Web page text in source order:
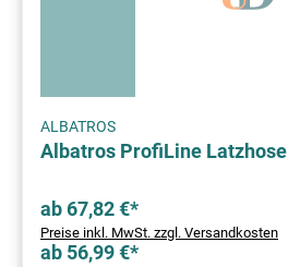
ALBATROS
Albatros ProfiLine Latzhose
ab 67,82 €*
Preise inkl. MwSt. zzgl. Versandkosten
ab 56,99 €*